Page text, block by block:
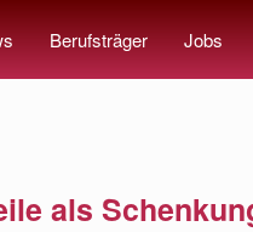
Berufsträger Jobs
als